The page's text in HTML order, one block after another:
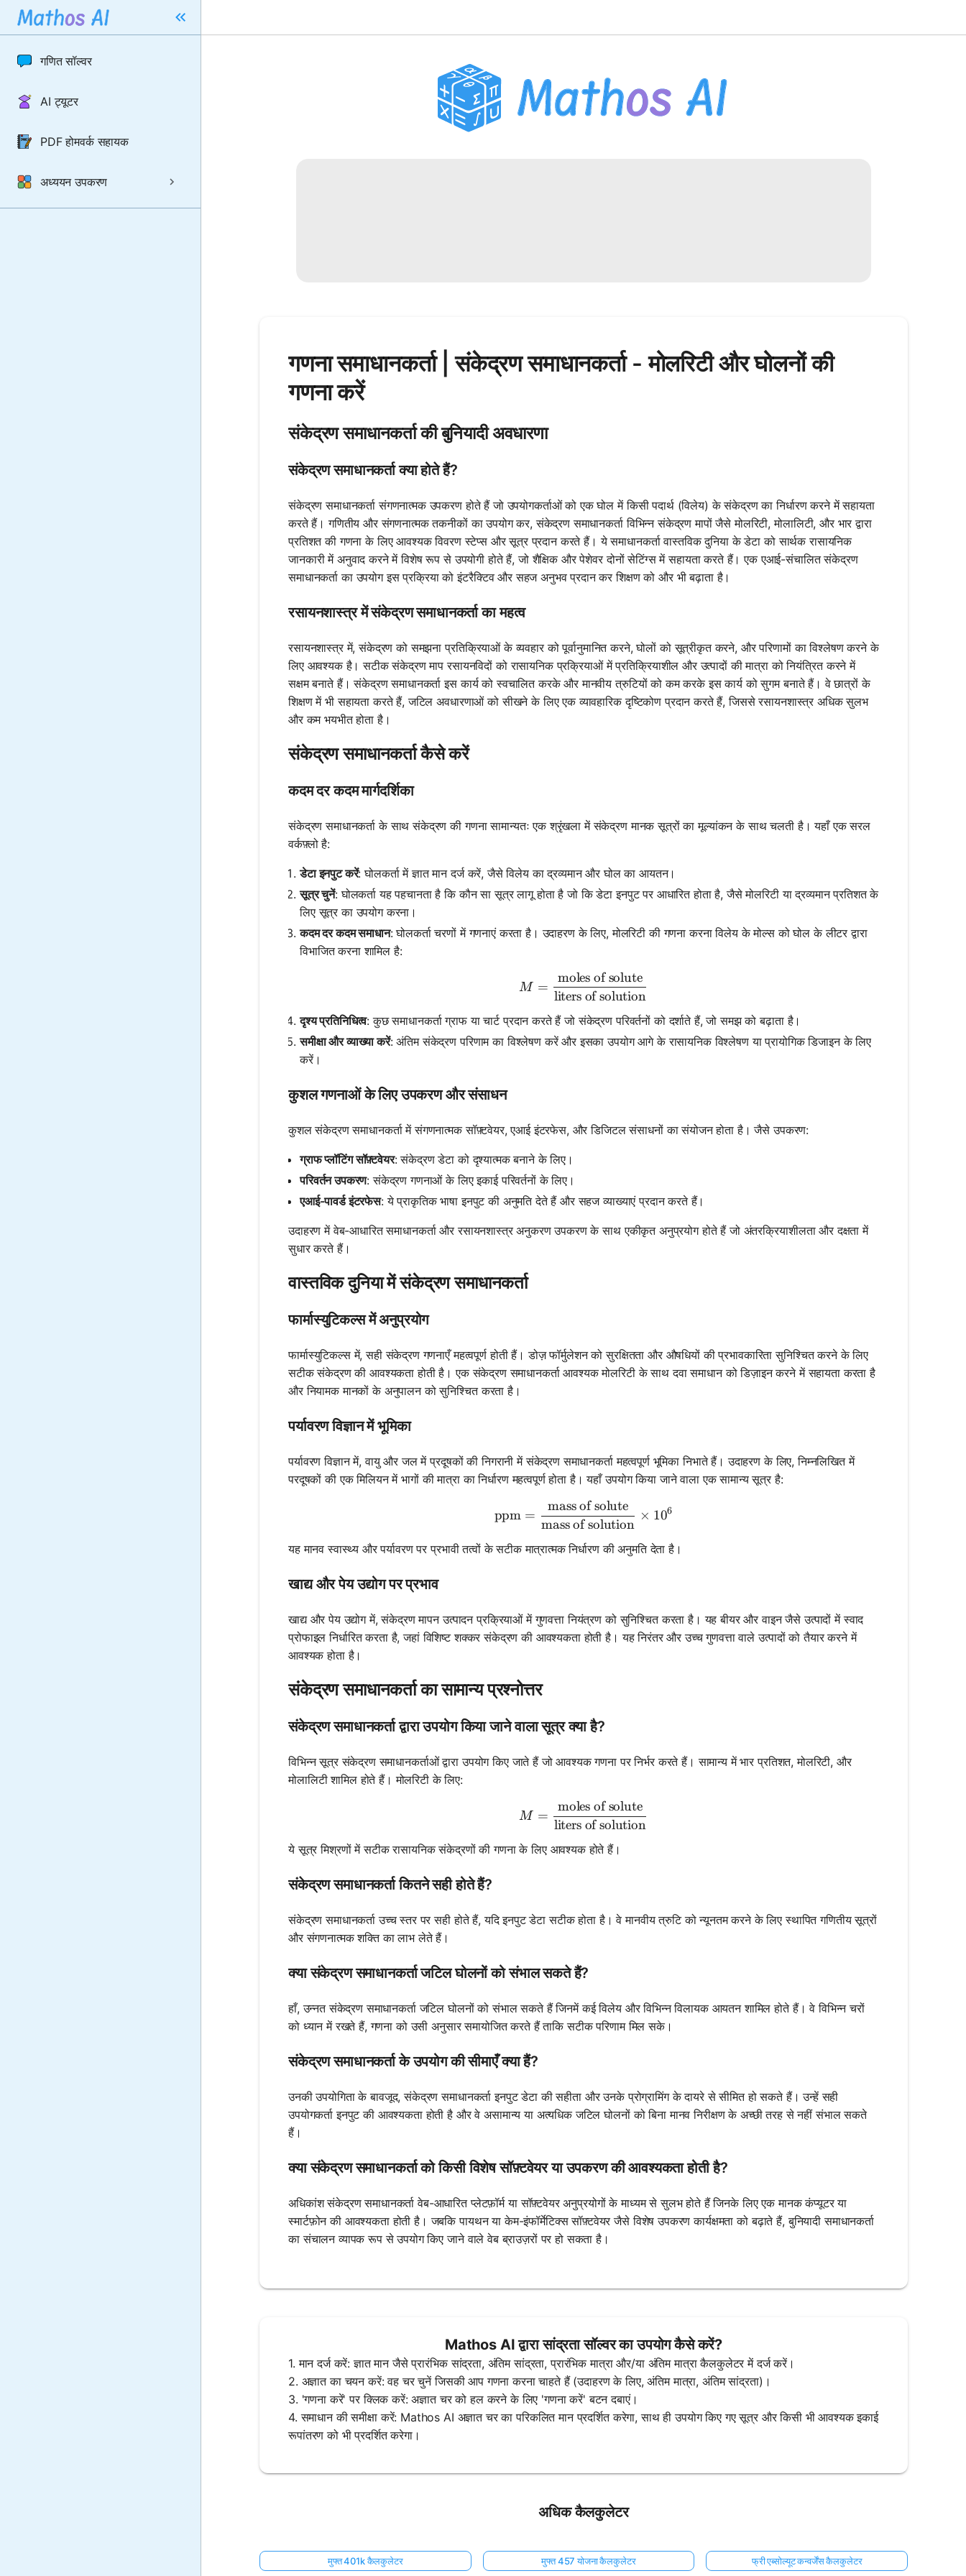
गणित सॉल्वर
AI ट्यूटर
PDF होमवर्क सहायक
अध्ययन उपकरण
गणना समाधानकर्ता | संकेद्रण समाधानकर्ता - मोलरिटी और घोलनों की
गणना करें
संकेद्रण समाधानकर्ता की बुनियादी अवधारणा
संकेद्रण समाधानकर्ता क्या होते हैं?
संकेद्रण समाधानकर्ता संगणनात्मक उपकरण होते हैं जो उपयोगकर्ताओं को एक घोल में किसी पदार्थ (विलेय) के संकेद्रण का निर्धारण करने में सहायता
करते हैं। गणितीय और संगणनात्मक तकनीकों का उपयोग कर, संकेद्रण समाधानकर्ता विभिन्न संकेद्रण मापों जैसे मोलरिटी, मोलालिटी, और भार द्वारा
प्रतिशत की गणना के लिए आवश्यक विवरण स्टेप्स और सूत्र प्रदान करते हैं। ये समाधानकर्ता वास्तविक दुनिया के डेटा को सार्थक रासायनिक
जानकारी में अनुवाद करने में विशेष रूप से उपयोगी होते हैं, जो शैक्षिक और पेशेवर दोनों सेटिंग्स में सहायता करते हैं। एक एआई-संचालित संकेद्रण
समाधानकर्ता का उपयोग इस प्रक्रिया को इंटरैक्टिव और सहज अनुभव प्रदान कर शिक्षण को और भी बढ़ाता है।
रसायनशास्त्र में संकेद्रण समाधानकर्ता का महत्व
रसायनशास्त्र में, संकेद्रण को समझना प्रतिक्रियाओं के व्यवहार को पूर्वानुमानित करने, घोलों को सूत्रीकृत करने, और परिणामों का विश्लेषण करने के
लिए आवश्यक है। सटीक संकेद्रण माप रसायनविदों को रासायनिक प्रक्रियाओं में प्रतिक्रियाशील और उत्पादों की मात्रा को नियंत्रित करने में
सक्षम बनाते हैं। संकेद्रण समाधानकर्ता इस कार्य को स्वचालित करके और मानवीय त्रुटियों को कम करके इस कार्य को सुगम बनाते हैं। वे छात्रों के
शिक्षण में भी सहायता करते हैं, जटिल अवधारणाओं को सीखने के लिए एक व्यावहारिक दृष्टिकोण प्रदान करते हैं, जिससे रसायनशास्त्र अधिक सुलभ
और कम भयभीत होता है।
संकेद्रण समाधानकर्ता कैसे करें
कदम दर कदम मार्गदर्शिका
संकेद्रण समाधानकर्ता के साथ संकेद्रण की गणना सामान्यतः एक श्रृंखला में संकेद्रण मानक सूत्रों का मूल्यांकन के साथ चलती है। यहाँ एक सरल
वर्कफ़्लो है:
डेटा इनपुट करें: घोलकर्ता में ज्ञात मान दर्ज करें, जैसे विलेय का द्रव्यमान और घोल का आयतन।
सूत्र चुनें: घोलकर्ता यह पहचानता है कि कौन सा सूत्र लागू होता है जो कि डेटा इनपुट पर आधारित होता है, जैसे मोलरिटी या द्रव्यमान प्रतिशत के
लिए सूत्र का उपयोग करना।
कदम दर कदम समाधान: घोलकर्ता चरणों में गणनाएं करता है। उदाहरण के लिए, मोलरिटी की गणना करना विलेय के मोल्स को घोल के लीटर द्वारा
विभाजित करना शामिल है:
M = \frac{\text{moles of solute}}{\text{liters of solution}}
M =
liters of solution
moles of solute
दृश्य प्रतिनिधित्व: कुछ समाधानकर्ता ग्राफ या चार्ट प्रदान करते हैं जो संकेद्रण परिवर्तनों को दर्शाते हैं, जो समझ को बढ़ाता है।
समीक्षा और व्याख्या करें: अंतिम संकेद्रण परिणाम का विश्लेषण करें और इसका उपयोग आगे के रासायनिक विश्लेषण या प्रायोगिक डिजाइन के लिए
करें।
कुशल गणनाओं के लिए उपकरण और संसाधन
कुशल संकेद्रण समाधानकर्ता में संगणनात्मक सॉफ़्टवेयर, एआई इंटरफेस, और डिजिटल संसाधनों का संयोजन होता है। जैसे उपकरण:
ग्राफ प्लॉटिंग सॉफ़्टवेयर: संकेद्रण डेटा को दृश्यात्मक बनाने के लिए।
परिवर्तन उपकरण: संकेद्रण गणनाओं के लिए इकाई परिवर्तनों के लिए।
एआई-पावर्ड इंटरफेस: ये प्राकृतिक भाषा इनपुट की अनुमति देते हैं और सहज व्याख्याएं प्रदान करते हैं।
उदाहरण में वेब-आधारित समाधानकर्ता और रसायनशास्त्र अनुकरण उपकरण के साथ एकीकृत अनुप्रयोग होते हैं जो अंतरक्रियाशीलता और दक्षता में
सुधार करते हैं।
वास्तविक दुनिया में संकेद्रण समाधानकर्ता
फार्मास्युटिकल्स में अनुप्रयोग
फार्मास्युटिकल्स में, सही संकेद्रण गणनाएँ महत्वपूर्ण होती हैं। डोज़ फॉर्मुलेशन को सुरक्षितता और औषधियों की प्रभावकारिता सुनिश्चित करने के लिए
सटीक संकेद्रण की आवश्यकता होती है। एक संकेद्रण समाधानकर्ता आवश्यक मोलरिटी के साथ दवा समाधान को डिज़ाइन करने में सहायता करता है
और नियामक मानकों के अनुपालन को सुनिश्चित करता है।
पर्यावरण विज्ञान में भूमिका
पर्यावरण विज्ञान में, वायु और जल में प्रदूषकों की निगरानी में संकेद्रण समाधानकर्ता महत्वपूर्ण भूमिका निभाते हैं। उदाहरण के लिए, निम्नलिखित में
परदूषकों की एक मिलियन में भागों की मात्रा का निर्धारण महत्वपूर्ण होता है। यहाँ उपयोग किया जाने वाला एक सामान्य सूत्र है:
\text{ppm} = \frac{\text{mass of solute}}{\text{mass of
ppm =
mass of solution
mass of solute
× 106
यह मानव स्वास्थ्य और पर्यावरण पर प्रभावी तत्वों के सटीक मात्रात्मक निर्धारण की अनुमति देता है।
खाद्य और पेय उद्योग पर प्रभाव
खाद्य और पेय उद्योग में, संकेद्रण मापन उत्पादन प्रक्रियाओं में गुणवत्ता नियंत्रण को सुनिश्चित करता है। यह बीयर और वाइन जैसे उत्पादों में स्वाद
प्रोफाइल निर्धारित करता है, जहां विशिष्ट शक्कर संकेद्रण की आवश्यकता होती है। यह निरंतर और उच्च गुणवत्ता वाले उत्पादों को तैयार करने में
आवश्यक होता है।
संकेद्रण समाधानकर्ता का सामान्य प्रश्नोत्तर
संकेद्रण समाधानकर्ता द्वारा उपयोग किया जाने वाला सूत्र क्या है?
विभिन्न सूत्र संकेद्रण समाधानकर्ताओं द्वारा उपयोग किए जाते हैं जो आवश्यक गणना पर निर्भर करते हैं। सामान्य में भार प्रतिशत, मोलरिटी, और
मोलालिटी शामिल होते हैं। मोलरिटी के लिए:
M = \frac{\text{moles of solute}}{\text{liters of solution}}
M =
liters of solution
moles of solute
ये सूत्र मिश्रणों में सटीक रासायनिक संकेद्रणों की गणना के लिए आवश्यक होते हैं।
संकेद्रण समाधानकर्ता कितने सही होते हैं?
संकेद्रण समाधानकर्ता उच्च स्तर पर सही होते हैं, यदि इनपुट डेटा सटीक होता है। वे मानवीय त्रुटि को न्यूनतम करने के लिए स्थापित गणितीय सूत्रों
और संगणनात्मक शक्ति का लाभ लेते हैं।
क्या संकेद्रण समाधानकर्ता जटिल घोलनों को संभाल सकते हैं?
हाँ, उन्नत संकेद्रण समाधानकर्ता जटिल घोलनों को संभाल सकते हैं जिनमें कई विलेय और विभिन्न विलायक आयतन शामिल होते हैं। वे विभिन्न चरों
को ध्यान में रखते हैं, गणना को उसी अनुसार समायोजित करते हैं ताकि सटीक परिणाम मिल सके।
संकेद्रण समाधानकर्ता के उपयोग की सीमाएँ क्या हैं?
उनकी उपयोगिता के बावजूद, संकेद्रण समाधानकर्ता इनपुट डेटा की सहीता और उनके प्रोग्रामिंग के दायरे से सीमित हो सकते हैं। उन्हें सही
उपयोगकर्ता इनपुट की आवश्यकता होती है और वे असामान्य या अत्यधिक जटिल घोलनों को बिना मानव निरीक्षण के अच्छी तरह से नहीं संभाल सकते
हैं।
क्या संकेद्रण समाधानकर्ता को किसी विशेष सॉफ़्टवेयर या उपकरण की आवश्यकता होती है?
अधिकांश संकेद्रण समाधानकर्ता वेब-आधारित प्लेटफ़ॉर्म या सॉफ़्टवेयर अनुप्रयोगों के माध्यम से सुलभ होते हैं जिनके लिए एक मानक कंप्यूटर या
स्मार्टफ़ोन की आवश्यकता होती है। जबकि पायथन या केम-इंफॉर्मेटिक्स सॉफ़्टवेयर जैसे विशेष उपकरण कार्यक्षमता को बढ़ाते हैं, बुनियादी समाधानकर्ता
का संचालन व्यापक रूप से उपयोग किए जाने वाले वेब ब्राउज़रों पर हो सकता है।
Mathos AI द्वारा सांद्रता सॉल्वर का उपयोग कैसे करें?
1. मान दर्ज करें: ज्ञात मान जैसे प्रारंभिक सांद्रता, अंतिम सांद्रता, प्रारंभिक मात्रा और/या अंतिम मात्रा कैलकुलेटर में दर्ज करें।
2. अज्ञात का चयन करें: वह चर चुनें जिसकी आप गणना करना चाहते हैं (उदाहरण के लिए, अंतिम मात्रा, अंतिम सांद्रता)।
3. 'गणना करें' पर क्लिक करें: अज्ञात चर को हल करने के लिए 'गणना करें' बटन दबाएं।
4. समाधान की समीक्षा करें: Mathos AI अज्ञात चर का परिकलित मान प्रदर्शित करेगा, साथ ही उपयोग किए गए सूत्र और किसी भी आवश्यक इकाई
रूपांतरण को भी प्रदर्शित करेगा।
अधिक कैलकुलेटर
मुफ्त 401k कैलकुलेटर मुफ्त 457 योजना कैलकुलेटर फ्री एब्सोल्यूट कन्वर्जेंस कैलकुलेटर